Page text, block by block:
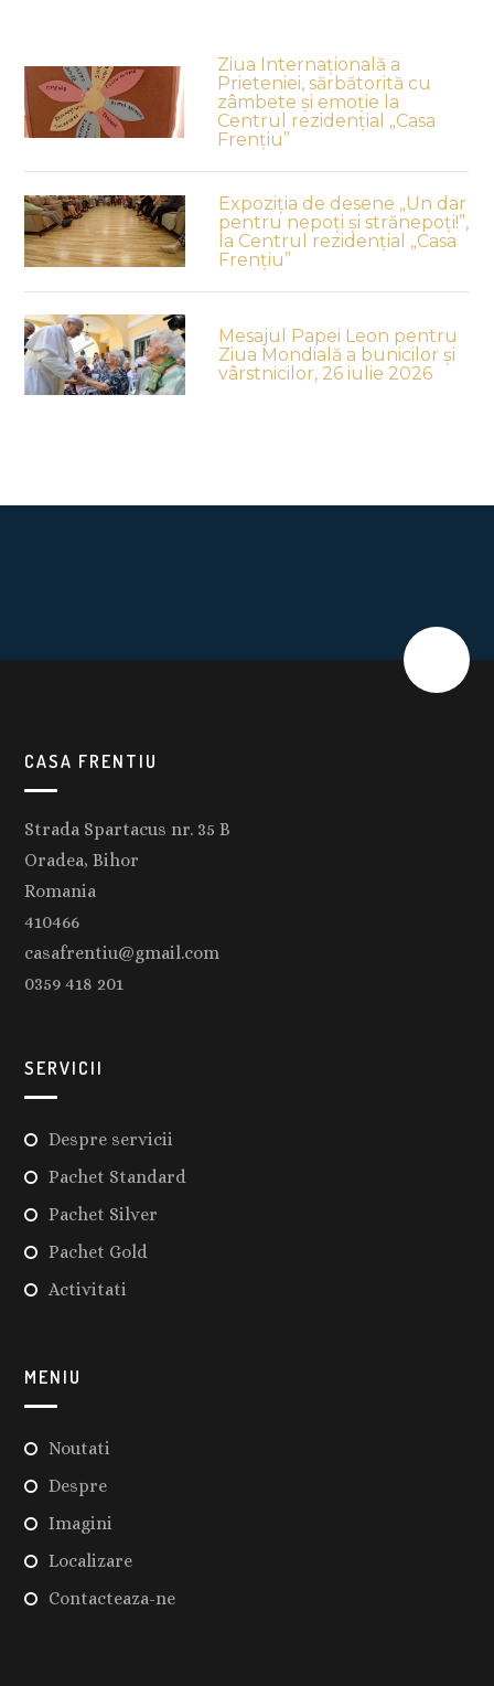
Ziua Internațională a
Prieteniei, sărbătorită cu
zâmbete și emoție la
Centrul rezidențial „Casa
Frențiu”
Expoziția de desene „Un dar
pentru nepoți și strănepoți!”,
la Centrul rezidențial „Casa
Frențiu”
Mesajul Papei Leon pentru
Ziua Mondială a bunicilor și
vârstnicilor, 26 iulie 2026
CASA FRENTIU
Strada Spartacus nr. 35 B
Oradea, Bihor
Romania
410466
casafrentiu@gmail.com
0359 418 201
SERVICII
Despre servicii
Pachet Standard
Pachet Silver
Pachet Gold
Activitati
MENIU
Noutati
Despre
Imagini
Localizare
Contacteaza-ne